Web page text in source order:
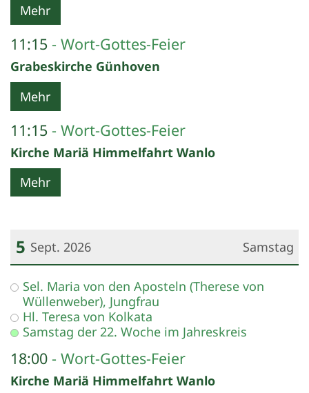
Mehr
11:15 Wort-Gottes-Feier
Grabeskirche Günhoven
Mehr
11:15 Wort-Gottes-Feier
Kirche Mariä Himmelfahrt Wanlo
Mehr
Samstag
5 Sept. 2026
Datum: 5. September 2026
Sel. Maria von den Aposteln (Therese von
Wüllenweber), Jungfrau
Hl. Teresa von Kolkata
Samstag der 22. Woche im Jahreskreis
18:00 Wort-Gottes-Feier
Kirche Mariä Himmelfahrt Wanlo